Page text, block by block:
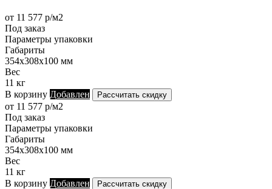
от 11 577 р/м2
Под заказ
Параметры упаковки
Габариты
354х308х100 мм
Вес
11 кг
В корзину Добавлен Рассчитать скидку
от 11 577 р/м2
Под заказ
Параметры упаковки
Габариты
354х308х100 мм
Вес
11 кг
В корзину Добавлен Рассчитать скидку